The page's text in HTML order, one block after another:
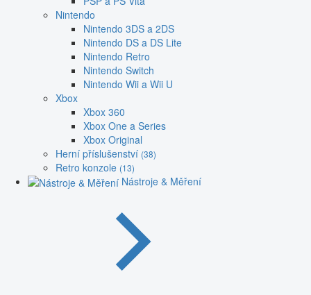
Nintendo
Nintendo 3DS a 2DS
Nintendo DS a DS Lite
Nintendo Retro
Nintendo Switch
Nintendo Wii a Wii U
Xbox
Xbox 360
Xbox One a Series
Xbox Original
Herní příslušenství (38)
Retro konzole (13)
Nástroje & Měření